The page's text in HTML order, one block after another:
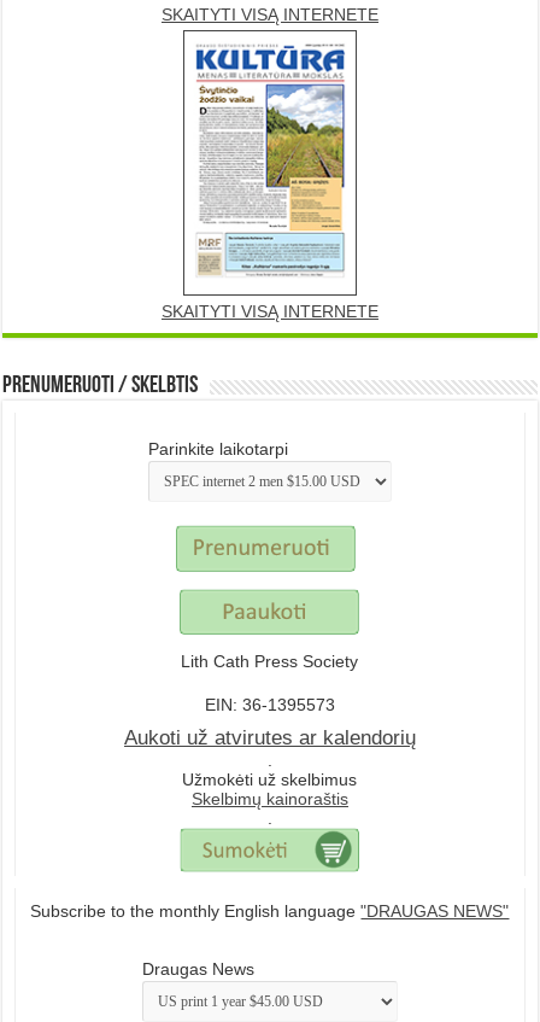
SKAITYTI VISĄ INTERNETE
SKAITYTI VISĄ INTERNETE
Prenumeruoti / Skelbtis
Parinkite laikotarpi
Lith Cath Press Society
EIN: 36-1395573
Aukoti už atvirutes ar kalendorių
.
Užmokėti už skelbimus
Skelbimų kainoraštis
.
Subscribe to the monthly English language"DRAUGAS NEWS"
Draugas News